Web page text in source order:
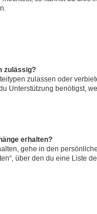
zulässig?
zulassen oder
Unterstützung benötigst,
erhalten?
gehe in den
über den du eine Liste